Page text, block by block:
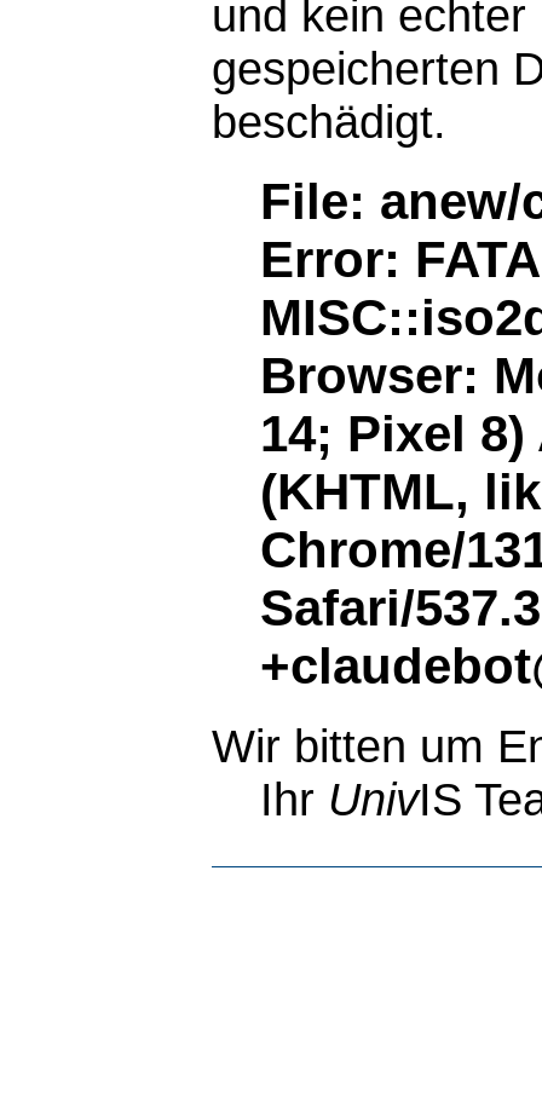
und kein
gespeicherten
beschädigt.
File: anew/
Error:
Browser:
14; Pixel
(KHTML,
Chrome/
Safari/
Wir bitten um
Ihr UnivIS